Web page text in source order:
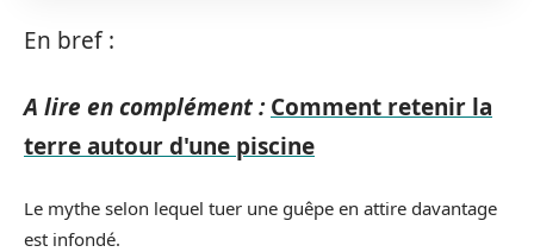
En bref :
A lire en complément : Comment retenir la
terre autour d'une piscine
Le mythe selon lequel tuer une guêpe en attire davantage
est infondé.